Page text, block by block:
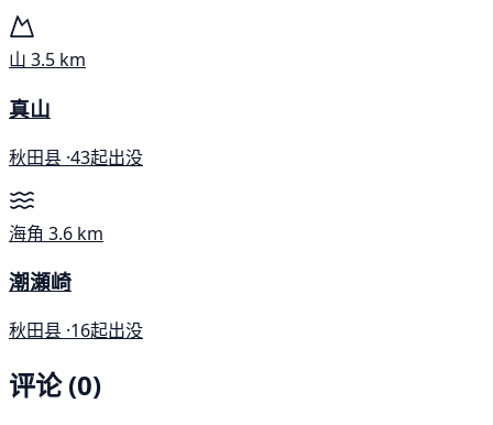
山 3.5 km
真山
秋田县 ·43起出没
海角 3.6 km
潮瀬崎
秋田县 ·16起出没
评论 (0)